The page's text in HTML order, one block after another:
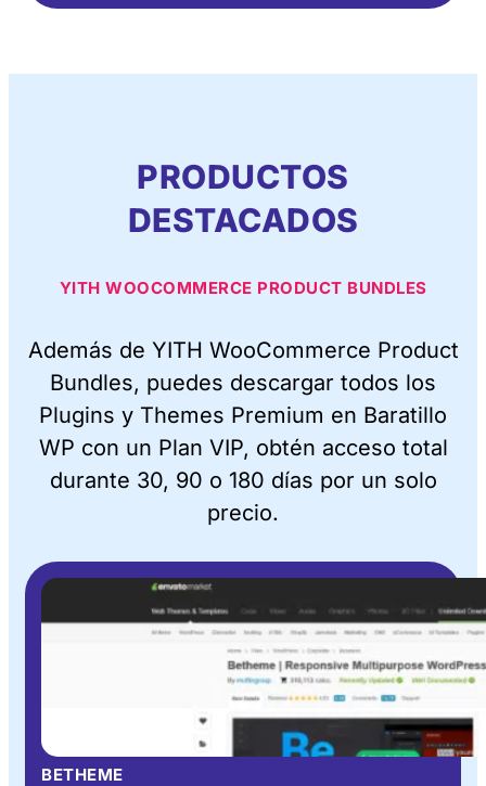
PRODUCTOS
DESTACADOS
YITH WOOCOMMERCE PRODUCT BUNDLES
Además de YITH WooCommerce Product
Bundles, puedes descargar todos los
Plugins y Themes Premium en Baratillo
WP con un Plan VIP, obtén acceso total
durante 30, 90 o 180 días por un solo
precio.
BETHEME